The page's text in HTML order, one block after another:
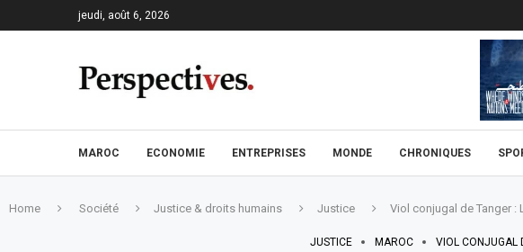
jeudi, août 6, 2026
MAROC ECONOMIE ENTREPRISES MONDE CHRONIQUES
Home Société Justice & droits humains Justice Viol conjugal de Tanger :
JUSTICE MAROC VIOL CONJUGAL